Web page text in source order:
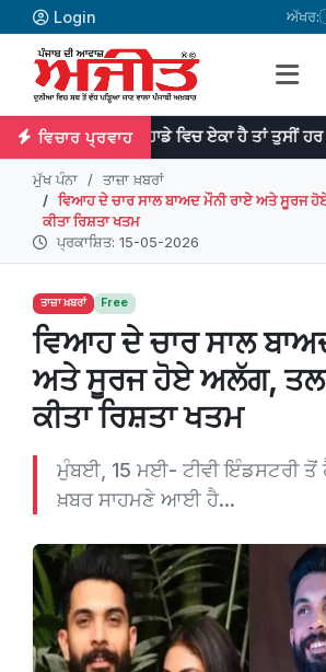
Login ਅੱਖਰ:
ਵਿਚਾਰ ਪ੍ਰਵਾਹ
ਜੇਕਰ ਤੁਹਾਡੇ ਵਿਚ ਏਕਾ ਹੈ ਤਾਂ ਤੁਸੀਂ ਹਰ ਜੰਗ ਜਿੱਤ
ਮੁੱਖ ਪੰਨਾ
ਤਾਜ਼ਾ ਖ਼ਬਰਾਂ
ਵਿਆਹ ਦੇ ਚਾਰ ਸਾਲ ਬਾਅਦ ਮੌਨੀ ਰਾਏ ਅਤੇ ਸੂਰਜ
ਕੀਤਾ ਰਿਸ਼ਤਾ ਖਤਮ
ਪ੍ਰਕਾਸ਼ਿਤ: 15-05-2026
ਤਾਜ਼ਾ ਖ਼ਬਰਾਂ Free
ਵਿਆਹ ਦੇ ਚਾਰ ਸਾਲ
ਅਤੇ ਸੂਰਜ ਹੋਏ ਅਲੱਗ,
ਕੀਤਾ ਰਿਸ਼ਤਾ ਖਤਮ
ਮੁੰਬਈ, 15 ਮਈ- ਟੀਵੀ ਇੰਡਸਟਰੀ ਤੋਂ
ਖ਼ਬਰ ਸਾਹਮਣੇ ਆਈ ਹੈ...